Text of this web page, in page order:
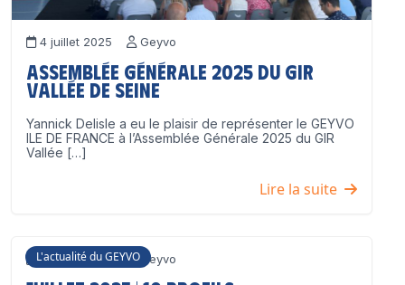
4 juillet 2025 Geyvo
Assemblée Générale 2025 du GIR
Vallée de Seine
Yannick Delisle a eu le plaisir de représenter le GEYVO
ILE DE FRANCE à l’Assemblée Générale 2025 du GIR
Vallée […]
Lire la suite
L'actualité du GEYVO
3 juillet 2025 Geyvo